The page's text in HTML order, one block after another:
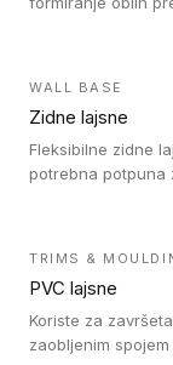
WALL BASE
Zidne lajsne
Fleksibilne zidne
potrebna potpuna
TRIMS &
PVC lajsne
Koriste za
zaobljenim